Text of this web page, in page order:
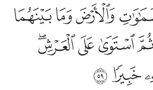
وما بينهما في ستة ايام ثم استوى على
وَمَا بَيْنَهُمَا فِى سِتَّةِ أَيَّامٍۢ ثُمَّ
ﱨﱩﱪ
ﱮﱯﱰﱱﱲ
ﱶﱷ